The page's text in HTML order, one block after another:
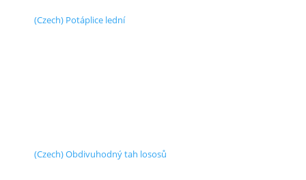
(Czech) Potáplice lední
(Czech) Obdivuhodný tah lososů